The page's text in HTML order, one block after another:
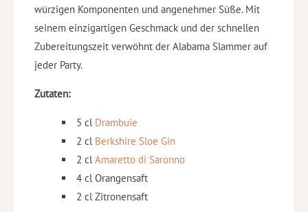
würzigen Komponenten und angenehmer Süße. Mit
seinem einzigartigen Geschmack und der schnellen
Zubereitungszeit verwöhnt der Alabama Slammer auf
jeder Party.
Zutaten:
5 cl Drambuie
2 cl Berkshire Sloe Gin
2 cl Amaretto di Saronno
4 cl Orangensaft
2 cl Zitronensaft